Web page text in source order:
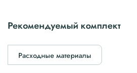
Рекомендуемый комплект
Расходные материалы